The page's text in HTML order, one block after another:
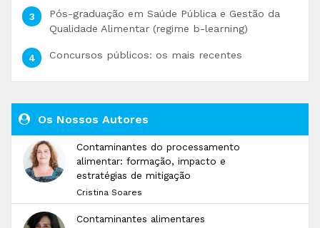
Pós-graduação em Saúde Pública e Gestão da
Qualidade Alimentar (regime b-learning)
Concursos públicos: os mais recentes
Os Nossos Autores
Contaminantes do processamento
alimentar: formação, impacto e
estratégias de mitigação
Cristina Soares
Contaminantes alimentares